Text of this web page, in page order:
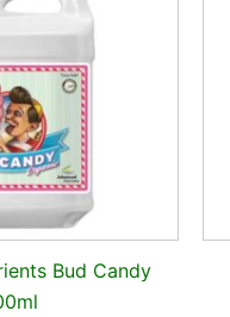
Bud Candy